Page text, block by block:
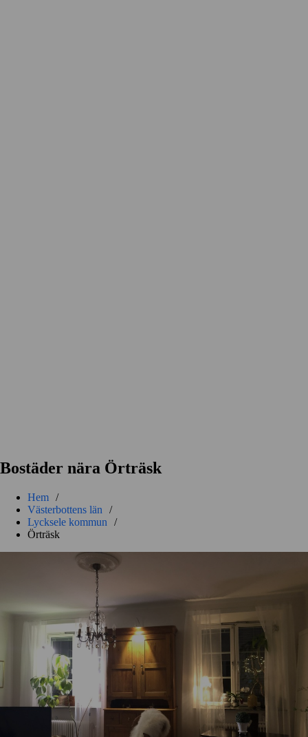
Bostäder nära Örträsk
Hem /
Västerbottens län
/
Lycksele kommun
/
Örträsk